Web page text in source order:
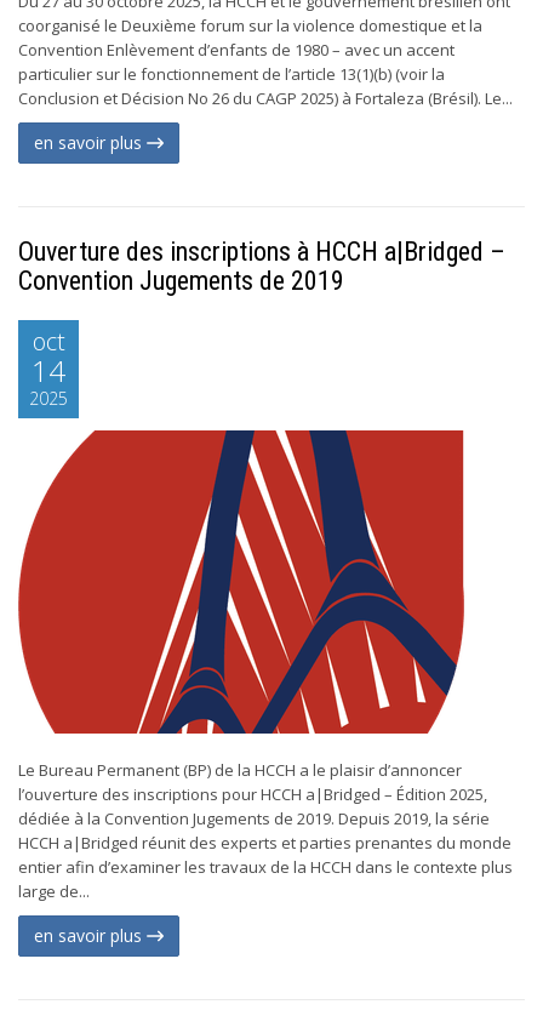
coorganisé le Deuxième forum sur la violence domestique et la
Convention Enlèvement d’enfants de 1980 – avec un accent
particulier sur le fonctionnement de l’article 13(1)(b) (voir la
Conclusion et Décision No 26 du CAGP 2025) à Fortaleza (Brésil). Le...
en savoir plus
Ouverture des inscriptions à HCCH a|Bridged –
Convention Jugements de 2019
oct
14
2025
Le Bureau Permanent (BP) de la HCCH a le plaisir d’annoncer
l’ouverture des inscriptions pour HCCH a|Bridged – Édition 2025,
dédiée à la Convention Jugements de 2019. Depuis 2019, la série
HCCH a|Bridged réunit des experts et parties prenantes du monde
entier afin d’examiner les travaux de la HCCH dans le contexte plus
large de...
en savoir plus